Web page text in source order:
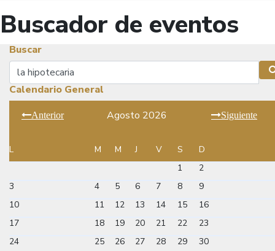
Buscador de eventos
Buscar
Buscar
Calendario General
Anterior Agosto 2026 Siguiente
L M M J V S
D
1
2
3
4 5 6 7 8
9
10
11 12 13 14 15
16
17
18 19 20 21 22
23
24
25 26 27 28 29
30